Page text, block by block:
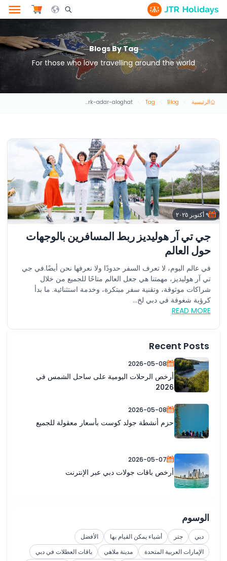
Search Opener Icon
Blogs By Tag
For those who love travelling around the world
الرئيسية Blog
Tag
khdmat-adar-aloghat-shrk-adar-aloghat
٩ أكتوبر ٢٠٢٥
جي تي آر هوليديز ربط المسافرين بالوجهات
حول العالم
في عالم اليوم، لا تعرف السفر حدودًا ولا نعرفها نحن أيضًا.في جي
تي آر هوليديز، مهمتنا هي جعل العالم متاحًا للجميع من خلال
شراكات موثوقة، وتقنية سفر مبتكرة، وخدمة استثنائية. ما بدأ
كرؤية شغوفة في دبي لخ...
READ MORE
Recent Posts
2026-05-08
أرخص الرحلات اليومية على ساحل الشمس في
2026
2026-05-08
حزم أنشطة جولد كوست بأسعار معقولة للجميع
2026-05-07
أرخص باقات جولات دبي عبر الإنترنت
الوسوم
دبي جتر أشياء يمكن القيام بها
الأفضل
الإمارات العربية المتحدة
مدينة ملاهي
باقات العطلات في دبي